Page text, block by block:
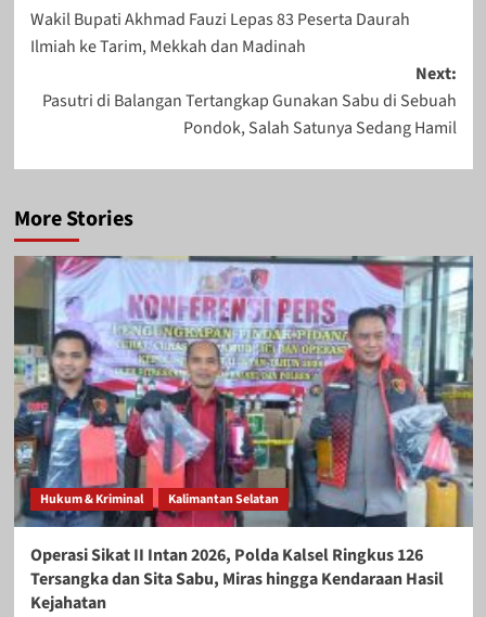
navigation
Wakil Bupati Akhmad Fauzi Lepas 83 Peserta Daurah
Ilmiah ke Tarim, Mekkah dan Madinah
Next:
Pasutri di Balangan Tertangkap Gunakan Sabu di Sebuah
Pondok, Salah Satunya Sedang Hamil
More Stories
Hukum & Kriminal Kalimantan Selatan
Operasi Sikat II Intan 2026, Polda Kalsel Ringkus 126
Tersangka dan Sita Sabu, Miras hingga Kendaraan Hasil
Kejahatan